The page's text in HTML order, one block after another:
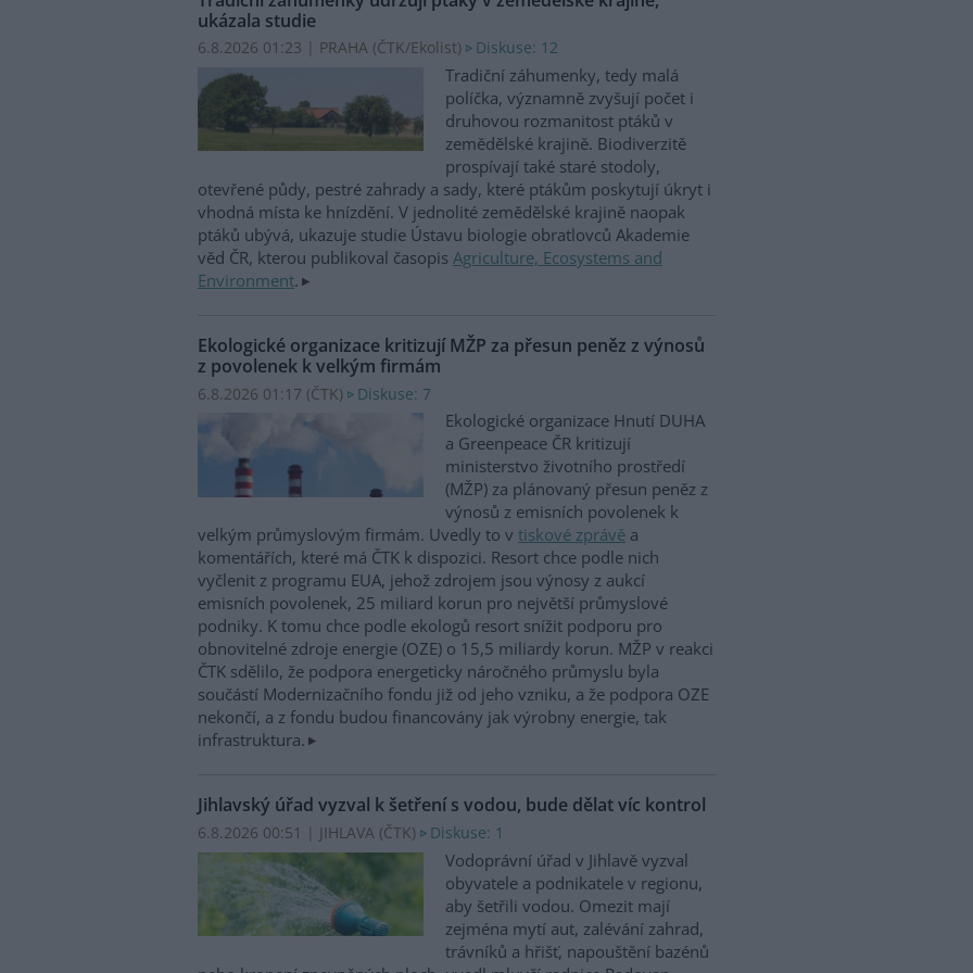
ukázala studie
6.8.2026 01:23 | PRAHA (ČTK/Ekolist) Diskuse: 12
Tradiční záhumenky, tedy malá
políčka, významně zvyšují počet i
druhovou rozmanitost ptáků v
zemědělské krajině. Biodiverzitě
prospívají také staré stodoly,
otevřené půdy, pestré zahrady a sady, které ptákům poskytují úkryt i
vhodná místa ke hnízdění. V jednolité zemědělské krajině naopak
ptáků ubývá, ukazuje studie Ústavu biologie obratlovců Akademie
věd ČR, kterou publikoval časopis Agriculture, Ecosystems and
Environment.
Ekologické organizace kritizují MŽP za přesun peněz z výnosů
z povolenek k velkým firmám
6.8.2026 01:17 (ČTK) Diskuse: 7
Ekologické organizace Hnutí DUHA
a Greenpeace ČR kritizují
ministerstvo životního prostředí
(MŽP) za plánovaný přesun peněz z
výnosů z emisních povolenek k
velkým průmyslovým firmám. Uvedly to v tiskové zprávě a
komentářích, které má ČTK k dispozici. Resort chce podle nich
vyčlenit z programu EUA, jehož zdrojem jsou výnosy z aukcí
emisních povolenek, 25 miliard korun pro největší průmyslové
podniky. K tomu chce podle ekologů resort snížit podporu pro
obnovitelné zdroje energie (OZE) o 15,5 miliardy korun. MŽP v reakci
ČTK sdělilo, že podpora energeticky náročného průmyslu byla
součástí Modernizačního fondu již od jeho vzniku, a že podpora OZE
nekončí, a z fondu budou financovány jak výrobny energie, tak
infrastruktura.
Jihlavský úřad vyzval k šetření s vodou, bude dělat víc kontrol
6.8.2026 00:51 | JIHLAVA (ČTK) Diskuse: 1
Vodoprávní úřad v Jihlavě vyzval
obyvatele a podnikatele v regionu,
aby šetřili vodou. Omezit mají
zejména mytí aut, zalévání zahrad,
trávníků a hřišť, napouštění bazénů